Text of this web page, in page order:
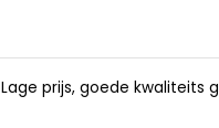
Lage prijs, goede kwaliteits